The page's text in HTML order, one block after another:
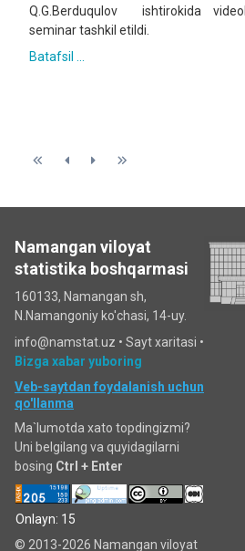
Q.G.Berduqulov ishtirokida
seminar tashkil etildi.
Batafsil ...
Namangan viloyat
statistika boshqarmasi
160133, Namangan sh,
N.Namangoniy ko'chasi, 14-uy.
info@namstat.uz • Sayt xaritasi •
Bizga xabar yuboring
Veb-saytdan foydalanish uchun
qo'llanma
Ma`lumotda xato topdingizmi?
Uni belgilang va quyidagilarni
bosing Ctrl + Enter
Onlayn: 15
© 2013-2026 Namangan viloyat